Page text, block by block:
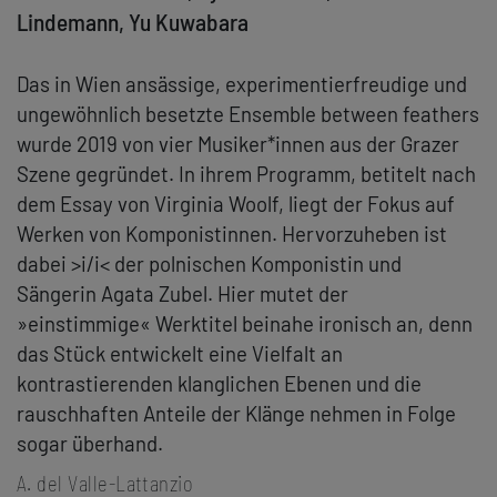
Lindemann, Yu Kuwabara
Das in Wien ansässige, experimentierfreudige und
ungewöhnlich besetzte Ensemble between feathers
wurde 2019 von vier Musiker*innen aus der Grazer
Szene gegründet. In ihrem Programm, betitelt nach
dem Essay von Virginia Woolf, liegt der Fokus auf
Werken von Komponistinnen. Hervorzuheben ist
dabei >i/i< der polnischen Komponistin und
Sängerin Agata Zubel. Hier mutet der
»einstimmige« Werktitel beinahe ironisch an, denn
das Stück entwickelt eine Vielfalt an
kontrastierenden klanglichen Ebenen und die
rauschhaften Anteile der Klänge nehmen in Folge
sogar überhand.
A. del Valle-Lattanzio